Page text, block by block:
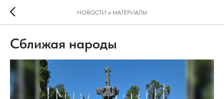
НОВОСТИ и МАТЕРИАЛЫ
Сближая народы